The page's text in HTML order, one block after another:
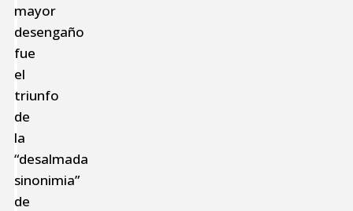
mayor
desengaño
fue
el
triunfo
de
la
“desalmada
sinonimia”
de